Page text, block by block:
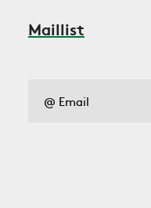
Maillist